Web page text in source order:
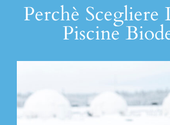
Perchè Scegliere
Piscine